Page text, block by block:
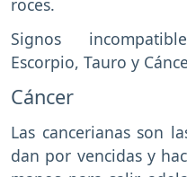
Signos
Escorpio, Tauro y
Cáncer
Las cancerianas son
dan por vencidas y